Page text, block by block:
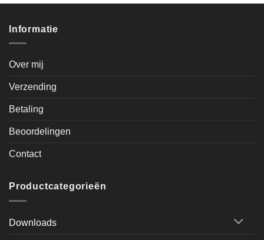
Informatie
Over mij
Verzending
Betaling
Beoordelingen
Contact
Productcategorieën
Downloads